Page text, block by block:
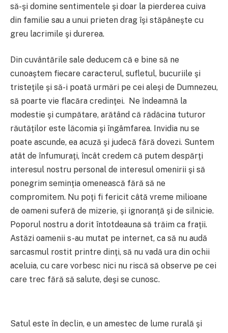
să-şi domine sentimentele şi doar la pierderea cuiva
din familie sau a unui prieten drag îşi stăpâneşte cu
greu lacrimile şi durerea.
Din cuvântările sale deducem că e bine să ne
cunoaştem fiecare caracterul, sufletul, bucuriile şi
tristeţile şi să-i poată urmări pe cei aleşi de Dumnezeu,
să poarte vie flacăra credinţei. Ne îndeamnă la
modestie şi cumpătare, arătând că rădăcina tuturor
răutăţilor este lăcomia şi îngâmfarea. Invidia nu se
poate ascunde, ea acuză şi judecă fără dovezi. Suntem
atât de înfumuraţi, încât credem că putem despărţi
interesul nostru personal de interesul omenirii şi să
ponegrim seminţia omenească fără să ne
compromitem. Nu poţi fi fericit câtă vreme milioane
de oameni suferă de mizerie, şi ignoranţă şi de silnicie.
Poporul nostru a dorit întotdeauna să trăim ca fraţii.
Astăzi oamenii s-au mutat pe internet, ca să nu audă
sarcasmul rostit printre dinţi, să nu vadă ura din ochii
aceluia, cu care vorbesc nici nu riscă să observe pe cei
care trec fără să salute, deşi se cunosc.
Satul este în declin, e un amestec de lume rurală şi